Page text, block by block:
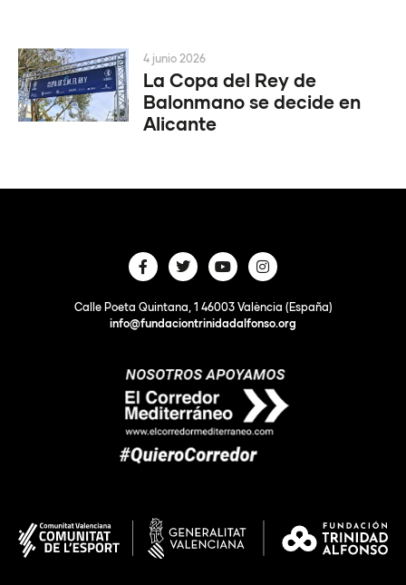
La Copa del Rey de
Balonmano se decide en
Alicante
4 junio 2026
Calle Poeta Quintana, 1 46003 València (España)
info@fundaciontrinidadalfonso.org